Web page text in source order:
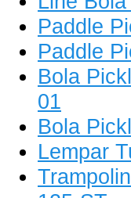
Paddle
Paddle
Bola
01
Bola
Lempar